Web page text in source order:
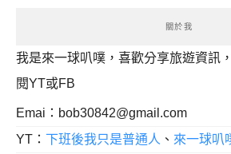
關於我
我是來一球叭噗，喜歡分享旅遊資訊
閱YT或FB
Emai： bob30842@gmail.com
YT： 下班後我只是普通人 、 來一球叭